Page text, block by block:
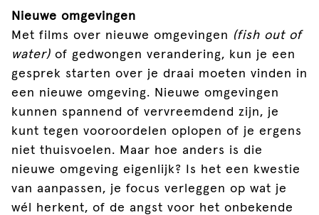
Nieuwe omgevingen
Met films over nieuwe omgevingen (fish out of
water) of gedwongen verandering, kun je een
gesprek starten over je draai moeten vinden in
een nieuwe omgeving. Nieuwe omgevingen
kunnen spannend of vervreemdend zijn, je
kunt tegen vooroordelen oplopen of je ergens
niet thuisvoelen. Maar hoe anders is die
nieuwe omgeving eigenlijk? Is het een kwestie
van aanpassen, je focus verleggen op wat je
wél herkent, of de angst voor het onbekende